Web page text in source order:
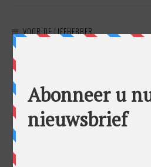
VOOR DE LIEFHEBBER